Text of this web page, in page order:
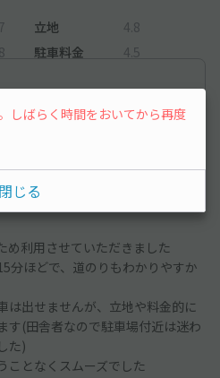
立地
4.8
駐車料金
4.5
1,201件
め利用させていただきました
分ほどで、道のりもわかりやすか
は出せませんが、立地や料金的に
す(田舎者なので駐車場付近は迷わ
た)
ことなくスムーズでした
しばらく時間をおいてから再度
閉じる